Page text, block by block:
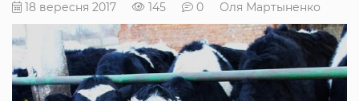
18 вересня 2017 145 0 Оля Мартыненко